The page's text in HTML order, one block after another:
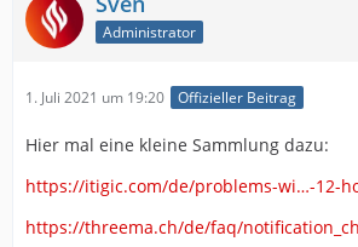
Administrator
1. Juli 2021 um 19:20 Offizieller Beitrag
Hier mal eine kleine Sammlung dazu:
https://itigic.com/de/problems-wi…-12-
https://threema.ch/de/faq/